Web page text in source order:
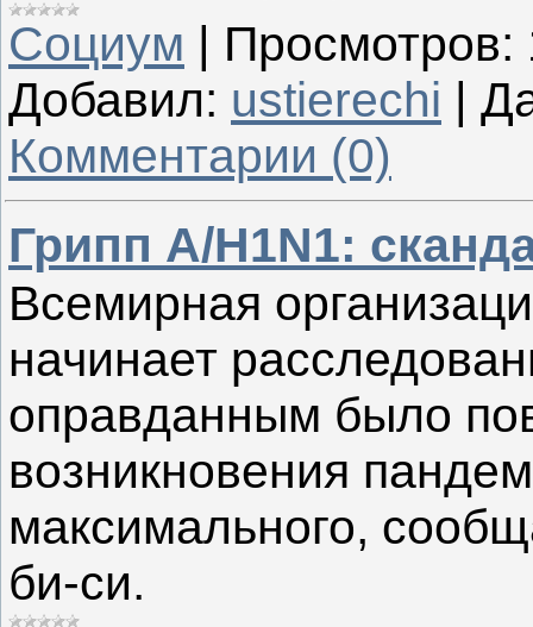
Социум | Просмотров:
Добавил: ustierechi |
Комментарии (0)
Грипп A/H1N1:
Всемирная
начинает
оправданным было
возникновения
максимального,
би-си.